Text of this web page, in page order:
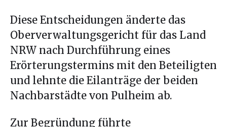
Diese Entscheidungen änderte das
Oberverwaltungsgericht für das Land
NRW nach Durchführung eines
Erörterungstermins mit den Beteiligten
und lehnte die Eilanträge der beiden
Nachbarstädte von Pulheim ab.
Zur Begründung führte